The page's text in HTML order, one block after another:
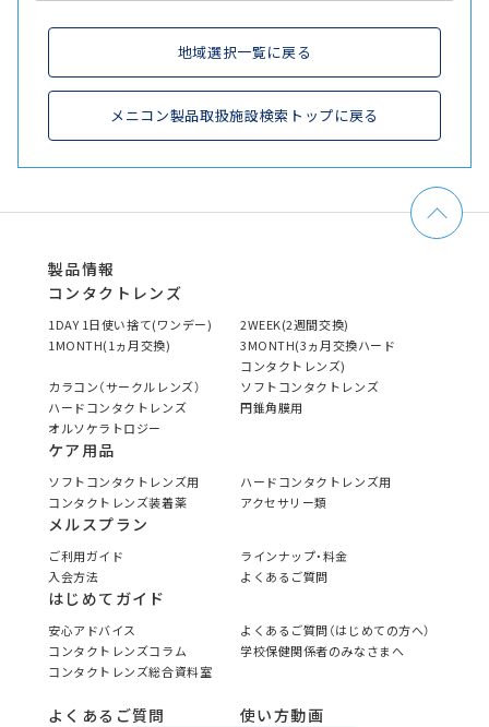
地域選択一覧に戻る
メニコン製品取扱施設検索トップに戻る
製品情報
コンタクトレンズ
1DAY 1日使い捨て(ワンデー)
2WEEK(2週間交換)
1MONTH(1ヵ月交換)
3MONTH(3ヵ月交換ハード
コンタクトレンズ)
カラコン（サークルレンズ）
ソフトコンタクトレンズ
ハードコンタクトレンズ
円錐角膜用
オルソケラトロジー
ケア用品
ソフトコンタクトレンズ用
ハードコンタクトレンズ用
コンタクトレンズ装着薬
アクセサリー類
メルスプラン
ご利用ガイド
ラインナップ・料金
入会方法
よくあるご質問
はじめてガイド
安心アドバイス
よくあるご質問（はじめての方へ）
コンタクトレンズコラム
学校保健関係者のみなさまへ
コンタクトレンズ総合資料室
よくあるご質問 使い方動画